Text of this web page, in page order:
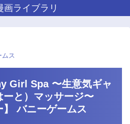
画ライブラリ
ムス
Girl Spa 〜生意気ギャ
ーと）マッサージ〜
】 バニーゲームス